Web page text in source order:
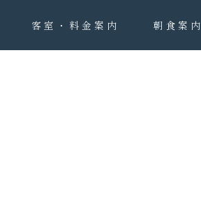
客室・料金案内 朝食案内